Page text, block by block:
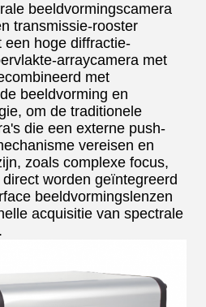
beeldvormingscamera
transmissie-rooster
een hoge diffractie-
arraycamera met
met
beeldvorming en
om de traditionele
die een externe push-
vereisen en
zoals complexe focus,
worden geïntegreerd
beeldvormingslenzen
acquisitie van spectrale